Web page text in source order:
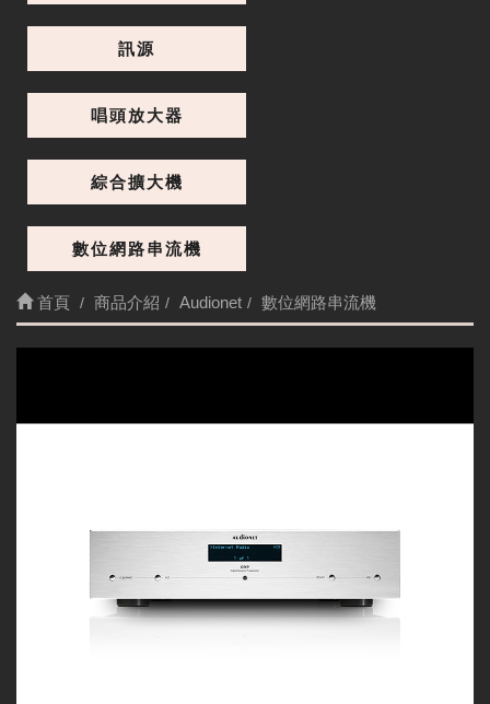
訊源
唱頭放大器
綜合擴大機
數位網路串流機
首頁 商品介紹 Audionet 數位網路串流機